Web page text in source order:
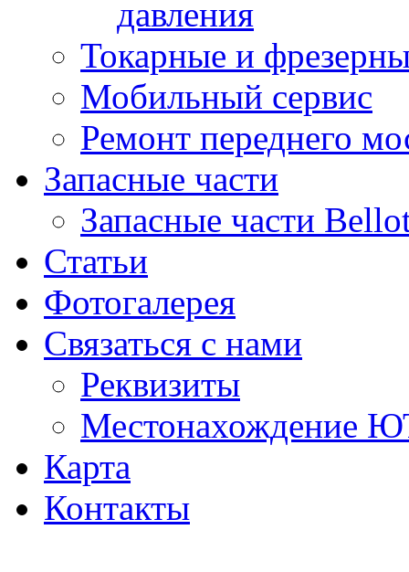
давления
Токарные и
Мобильный сервис
Ремонт переднего
Запасные части
Запасные части
Статьи
Фотогалерея
Связаться с нами
Реквизиты
Местонахождение
Карта
Контакты